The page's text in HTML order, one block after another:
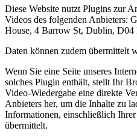
Diese Website nutzt Plugins zur
Videos des folgenden Anbieters:
House, 4 Barrow St, Dublin, D04
Daten können zudem übermittelt
Wenn Sie eine Seite unseres
solches Plugin enthält, stellt Ihr
Video-Wiedergabe eine direkte
Anbieters her, um die Inhalte zu
Informationen, einschließlich
übermittelt.